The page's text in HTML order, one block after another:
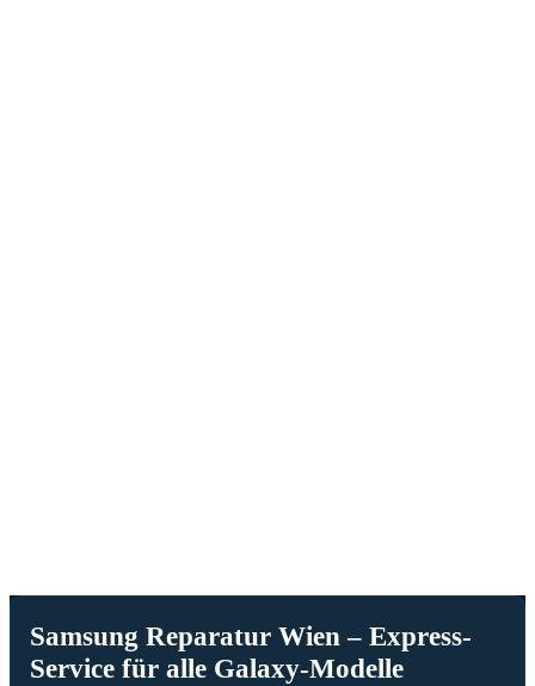
Samsung Reparatur Wien – Express-
Service für alle Galaxy-Modelle